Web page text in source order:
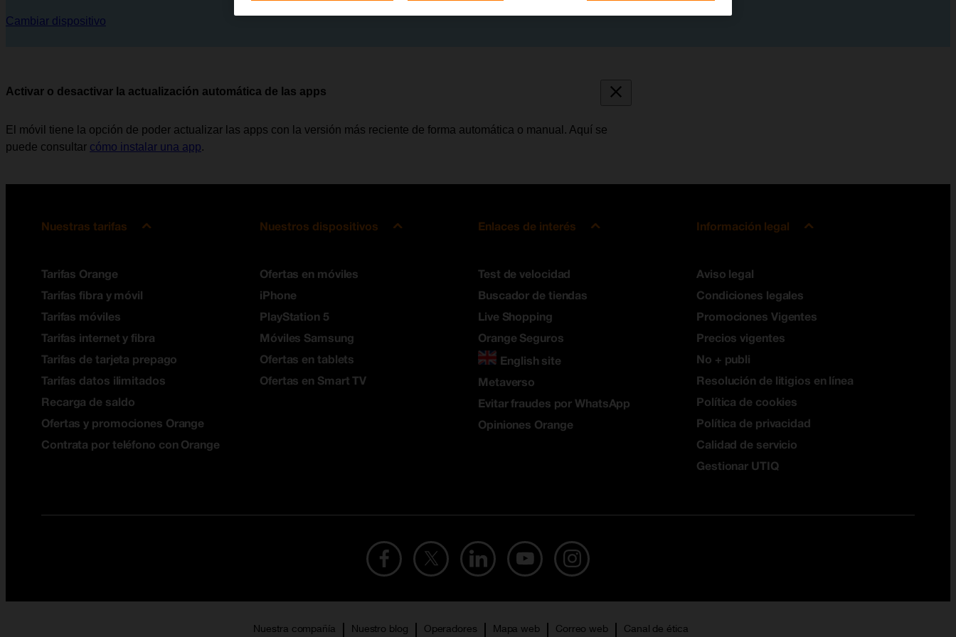
Cambiar dispositivo
Activar o desactivar la actualización automática de las apps
El móvil tiene la opción de poder actualizar las apps con la versión más reciente de forma automática o manual. Aquí se
puede consultar cómo instalar una app.
Nuestras tarifas
Tarifas Orange
Tarifas fibra y móvil
Tarifas móviles
Tarifas internet y fibra
Tarifas de tarjeta prepago
Tarifas datos ilimitados
Recarga de saldo
Ofertas y promociones Orange
Contrata por teléfono con Orange
Nuestros dispositivos
Ofertas en móviles
iPhone
PlayStation 5
Móviles Samsung
Ofertas en tablets
Ofertas en Smart TV
Enlaces de interés
Test de velocidad
Buscador de tiendas
Live Shopping
Orange Seguros
English site
Metaverso
Evitar fraudes por WhatsApp
Opiniones Orange
Información legal
Aviso legal
Condiciones legales
Promociones Vigentes
Precios vigentes
No + publi
Resolución de litigios en línea
Política de cookies
Política de privacidad
Calidad de servicio
Gestionar UTIQ
Nuestra compañía Nuestro blog Operadores Mapa web Correo web Canal de ética